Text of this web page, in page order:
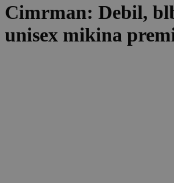
Cimrman: Debil,
unisex mikina